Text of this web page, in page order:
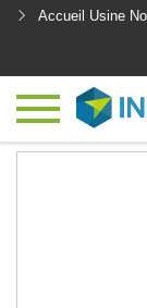
Accueil Usine